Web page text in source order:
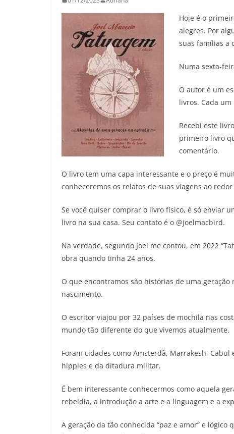
Hoje é o
alegres. Por
suas famílias a
Numa sexta-
O autor é um
livros. Cada
Recebi este
primeiro livro
comentário.
O livro tem uma capa interessante e o preço é
conheceremos os relatos de suas viagens ao
Se você quiser comprar o livro físico, é só enviar
livro na sua casa. Seu contato é o @joelmacbird.
Na verdade, segundo Joel me contou, em 2022
obra quando tinha 24 anos.
O que encontramos são histórias de uma
nascimento.
O escritor viajou por 32 países de mochila nas
mundo tão diferente do que vivemos atualmente.
Foram cidades como Amsterdã, Marrakesh,
hippies e da ditadura militar.
É bem interessante conhecermos como aquela
rebeldia, a introdução a arte e a linguagem e a
A geração da tão conhecida “paz e amor” e
26/05/2026